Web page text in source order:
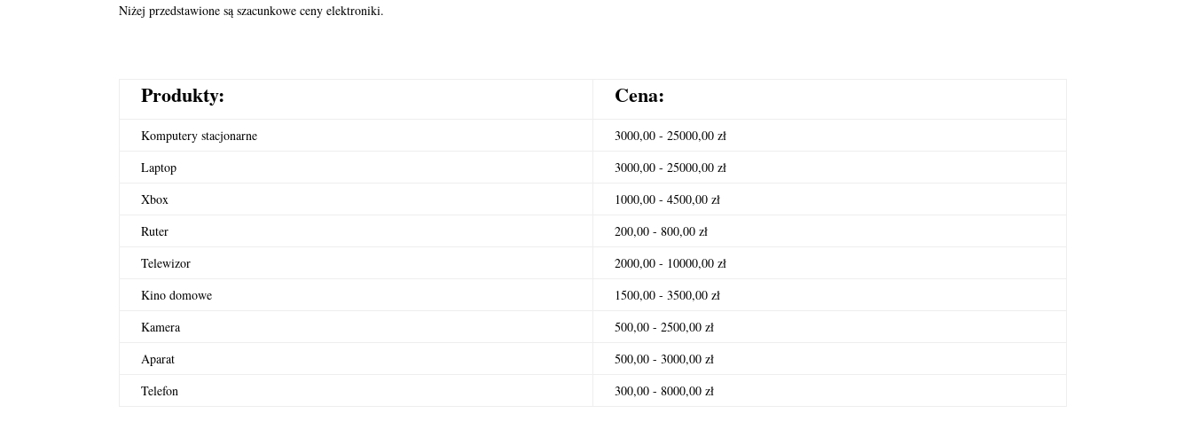
Niżej przedstawione są szacunkowe ceny elektroniki.
Produkty: Cena:
Komputery stacjonarne
3000,00 - 25000,00 zł
Laptop
3000,00 - 25000,00 zł
Xbox
1000,00 - 4500,00 zł
Ruter
200,00 - 800,00 zł
Telewizor
2000,00 - 10000,00 zł
Kino domowe
1500,00 - 3500,00 zł
Kamera
500,00 - 2500,00 zł
Aparat
500,00 - 3000,00 zł
Telefon
300,00 - 8000,00 zł